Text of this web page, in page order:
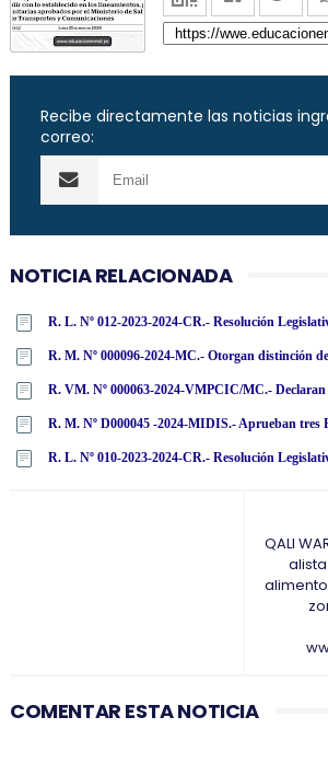
Recibe directamente las noticias
correo:
NOTICIA RELACIONADA
QALI
COMENTAR ESTA NOTICIA